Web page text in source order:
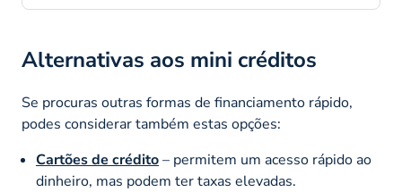
Alternativas aos mini créditos
Se procuras outras formas de financiamento rápido,
podes considerar também estas opções:
Cartões de crédito– permitem um acesso rápido ao
dinheiro, mas podem ter taxas elevadas.